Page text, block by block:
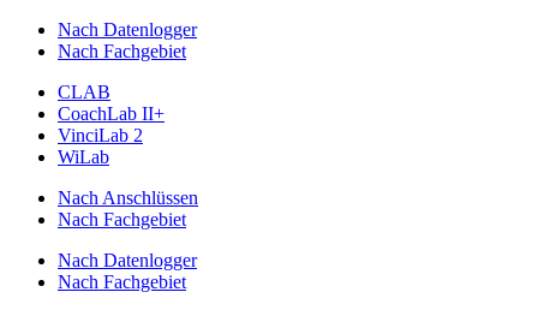
Nach Datenlogger
Nach Fachgebiet
CLAB
CoachLab II+
VinciLab 2
WiLab
Nach Anschlüssen
Nach Fachgebiet
Nach Datenlogger
Nach Fachgebiet